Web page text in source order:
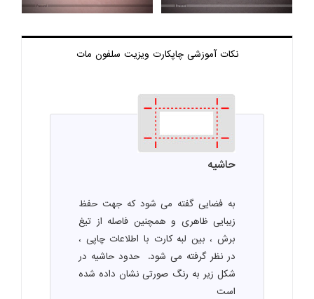
نکات آموزشی چاپکارت ویزیت سلفون مات
حاشیه
به فضایی گفته می شود که جهت حفظ
زیبایی ظاهری و همچنین فاصله از تیغ
برش ، بین لبه کارت با اطلاعات چاپی ،
در نظر گرفته می شود. حدود حاشیه در
شکل زیر به رنگ صورتی نشان داده شده
است